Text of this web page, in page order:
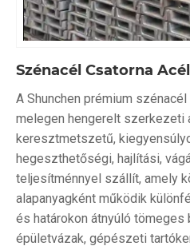
Szénacél Csatorna Acél
A Shunchen prémium
melegen hengerelt szerkezeti
keresztmetszetű,
hegeszthetőségi, hajlítási,
teljesítménnyel szállít, amely
alapanyagként működik
és határokon átnyúló
épületvázak, gépészeti